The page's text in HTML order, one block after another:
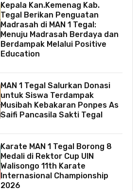
Kepala Kan.Kemenag Kab.
Tegal Berikan Penguatan
Madrasah di MAN 1 Tegal:
Menuju Madrasah Berdaya dan
Berdampak Melalui Positive
Education
MAN 1 Tegal Salurkan Donasi
untuk Siswa Terdampak
Musibah Kebakaran Ponpes As
Saifi Pancasila Sakti Tegal
Karate MAN 1 Tegal Borong 8
Medali di Rektor Cup UIN
Walisongo 11th Karate
Internasional Championship
2026